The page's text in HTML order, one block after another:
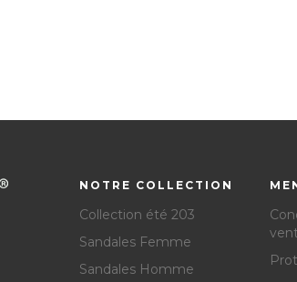
NOTRE COLLECTION
Collection été 203
Sandales Femme
Sandales Homme